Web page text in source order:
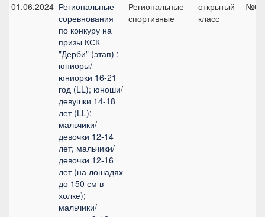
01.06.2024 Региональные
соревнования
по конкуру на
призы КСК
"Дерби" (этап) :
юниоры/
юниорки 16-21
год (LL); юноши/
девушки 14-18
лет (LL);
мальчики/
девочки 12-14
лет; мальчики/
девочки 12-16
лет (на лошадях
до 150 см в
холке);
мальчики/
Региональные
спортивные
открытый
класс
№6,